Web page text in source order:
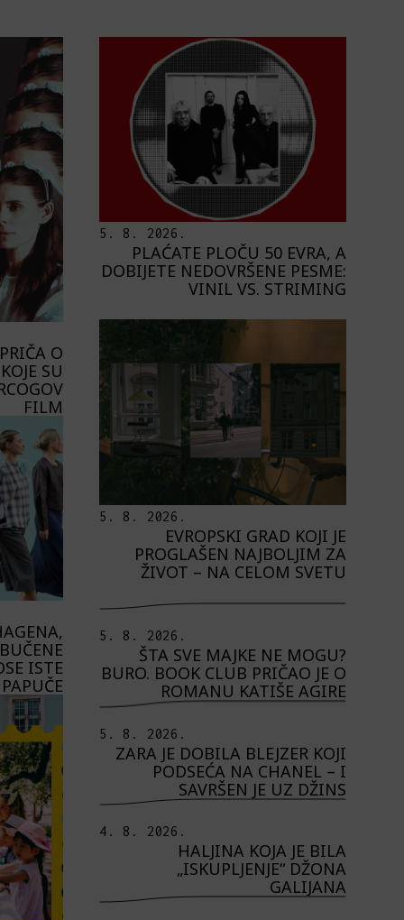
O
SU
FILM
ISTE
PAPUČE
5. 8. 2026.
PLAĆATE PLOČU 50 EVRA, A
DOBIJETE NEDOVRŠENE PESME:
VINIL VS. STRIMING
5. 8. 2026.
EVROPSKI GRAD KOJI JE
PROGLAŠEN NAJBOLJIM ZA
ŽIVOT – NA CELOM SVETU
5. 8. 2026.
ŠTA SVE MAJKE NE MOGU?
BURO. BOOK CLUB PRIČAO JE O
ROMANU KATIŠE AGIRE
5. 8. 2026.
ZARA JE DOBILA BLEJZER KOJI
PODSEĆA NA CHANEL – I
SAVRŠEN JE UZ DŽINS
4. 8. 2026.
HALJINA KOJA JE BILA
„ISKUPLJENJE“ DŽONA
GALIJANA